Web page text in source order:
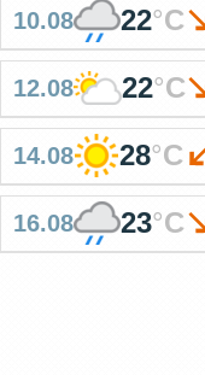
10.08 22°C
12.08 22°C
14.08 28°C
16.08 23°C